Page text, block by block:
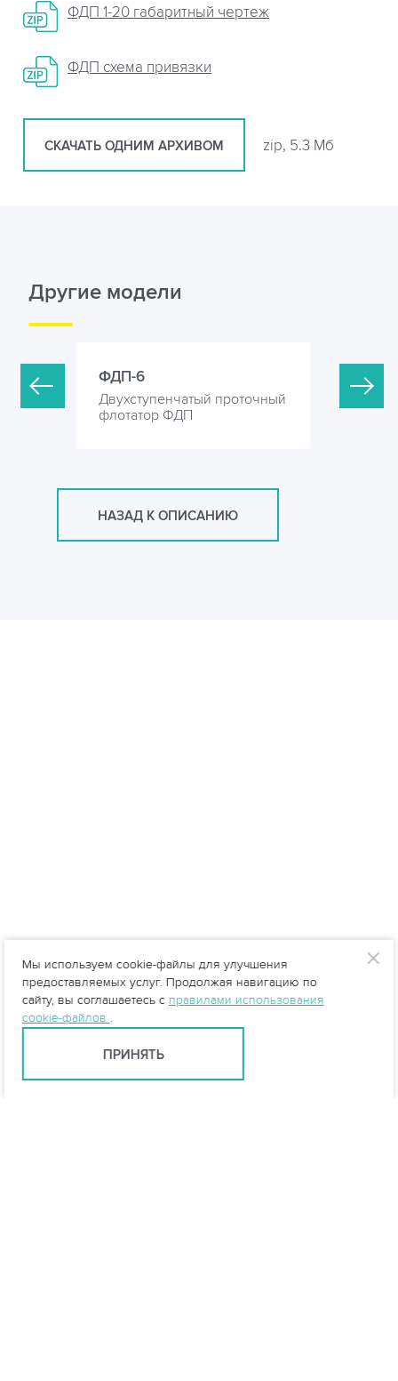
ФДП 1-20 габаритный чертеж
ФДП схема привязки
СКАЧАТЬ ОДНИМ АРХИВОМ zip, 5.3 Мб
Другие модели
ФДП-6
Двухступенчатый проточный
флотатор ФДП
ФДП-10
НАЗАД К ОПИСАНИЮ
Мы используем cookie-файлы для улучшения
предоставляемых услуг. Продолжая навигацию по
сайту, вы соглашаетесь с правилами использования
cookie-файлов .
ПРИНЯТЬ